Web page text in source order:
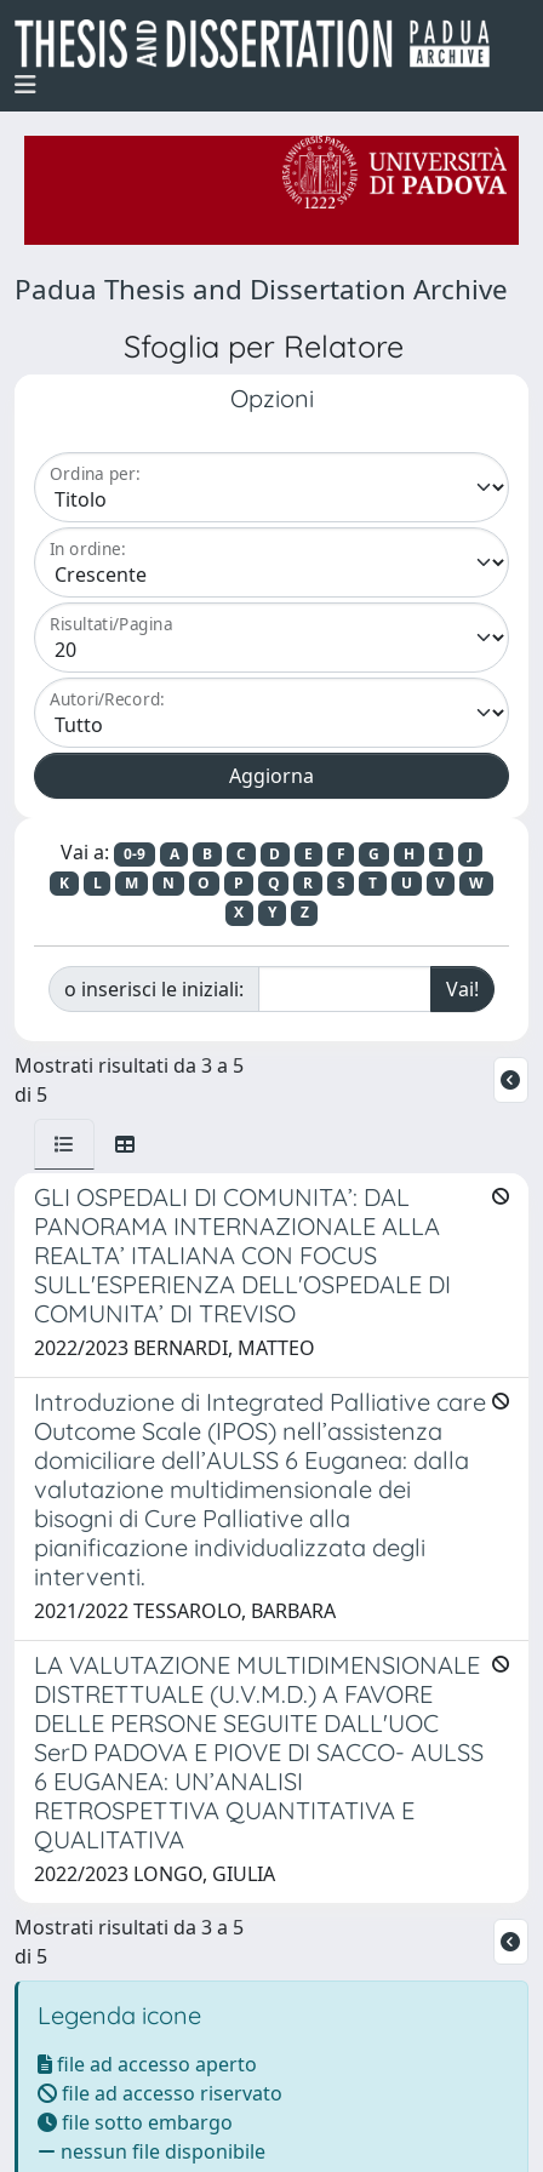
Padua Thesis and Dissertation Archive
Sfoglia per Relatore
Opzioni
Ordina per:
In ordine:
Risultati/Pagina
Autori/Record:
Vai a: 0-9 A B C D E F G H I
J
K
L M N O P Q R S T U V
W
X
Y Z
o inserisci le iniziali:
Mostrati risultati da 3 a 5
di 5
GLI OSPEDALI DI COMUNITA’: DAL
PANORAMA INTERNAZIONALE ALLA
REALTA’ ITALIANA CON FOCUS
SULL'ESPERIENZA DELL'OSPEDALE DI
COMUNITA’ DI TREVISO
2022/2023 BERNARDI, MATTEO
Introduzione di Integrated Palliative care
Outcome Scale (IPOS) nell’assistenza
domiciliare dell’AULSS 6 Euganea: dalla
valutazione multidimensionale dei
bisogni di Cure Palliative alla
pianificazione individualizzata degli
interventi.
2021/2022 TESSAROLO, BARBARA
LA VALUTAZIONE MULTIDIMENSIONALE
DISTRETTUALE (U.V.M.D.) A FAVORE
DELLE PERSONE SEGUITE DALL'UOC
SerD PADOVA E PIOVE DI SACCO- AULSS
6 EUGANEA: UN’ANALISI
RETROSPETTIVA QUANTITATIVA E
QUALITATIVA
2022/2023 LONGO, GIULIA
Mostrati risultati da 3 a 5
di 5
Legenda icone
file ad accesso aperto
file ad accesso riservato
file sotto embargo
nessun file disponibile